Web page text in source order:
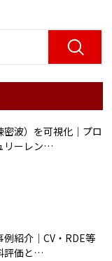
波）を可視化｜プロ
リーレン…
紹介｜CV・RDE等
評価と…